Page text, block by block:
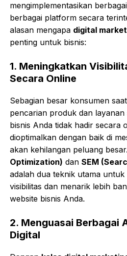
mengimplementasikan
berbagai platform secara
alasan mengapa digital
penting untuk bisnis:
1. Meningkatkan
Secara Online
Sebagian besar konsumen
pencarian produk dan
bisnis Anda tidak hadir secara
dioptimalkan dengan baik di
akan kehilangan peluang besar.
Optimization) dan SEM
adalah dua teknik utama
visibilitas dan menarik lebih
website bisnis Anda.
2. Menguasai Berbagai
Digital